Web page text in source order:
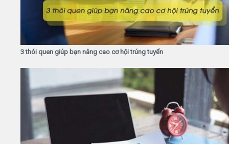
3 thói quen giúp bạn nâng cao cơ hội trúng tuyển